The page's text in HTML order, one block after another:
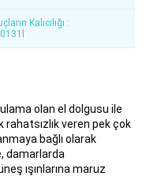
Kalıcılığı :
olan el dolgusu ile
veren pek çok
bağlı olarak
damarlarda
ışınlarına maruz